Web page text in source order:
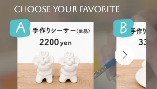
Choose Your Favorite